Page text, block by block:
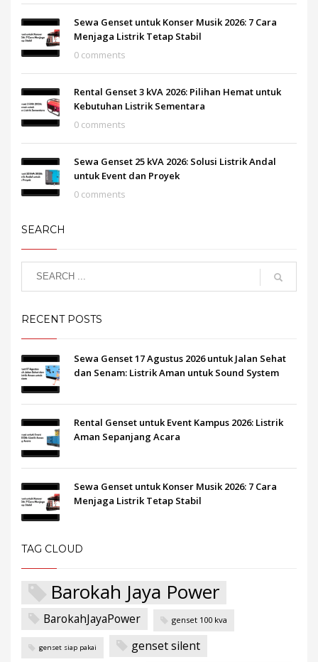
Sewa Genset untuk Konser Musik 2026: 7 Cara
Menjaga Listrik Tetap Stabil
0 comments
Rental Genset 3 kVA 2026: Pilihan Hemat untuk
Kebutuhan Listrik Sementara
0 comments
Sewa Genset 25 kVA 2026: Solusi Listrik Andal
untuk Event dan Proyek
0 comments
SEARCH
RECENT POSTS
Sewa Genset 17 Agustus 2026 untuk Jalan Sehat
dan Senam: Listrik Aman untuk Sound System
Rental Genset untuk Event Kampus 2026: Listrik
Aman Sepanjang Acara
Sewa Genset untuk Konser Musik 2026: 7 Cara
Menjaga Listrik Tetap Stabil
TAG CLOUD
Barokah Jaya Power
BarokahJayaPower genset 100 kva
genset siap pakai genset silent